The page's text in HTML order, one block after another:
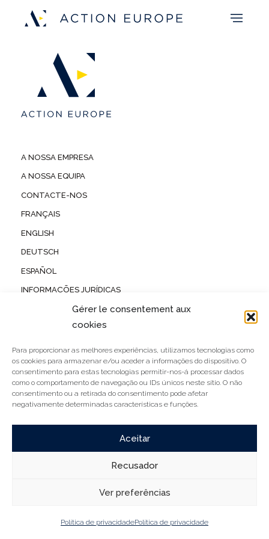
Gérer le consentement aux
cookies
Para proporcionar as melhores experiências, utilizamos tecnologias como
os cookies para armazenar e/ou aceder a informações do dispositivo. O
consentimento para estas tecnologias permitir-nos-á processar dados
como o comportamento de navegação ou IDs únicos neste sítio. O não
consentimento ou a retirada do consentimento pode afetar
negativamente determinadas características e funções.
Aceitar
Recusador
Ver preferências
Política de privacidadePolítica de privacidade
A NOSSA EMPRESA
A NOSSA EQUIPA
CONTACTE-NOS
FRANÇAIS
ENGLISH
DEUTSCH
ESPAÑOL
INFORMAÇÕES JURÍDICAS
POLÍTICA DE PRIVACIDADE
Action Europe , 251 Avenue Louise
Boîte 5 . B-1050 Bruxelles
contact@actioneurope.org